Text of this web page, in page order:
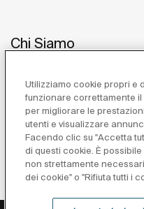
Chi Siamo
Ispirazione
Utilizziamo cookie propri e
funzionare correttamente
per migliorare le
utenti e visualizzare
Facendo clic su "Accetta
di questi cookie. È
non strettamente
dei cookie" o "Rifiuta tutti i